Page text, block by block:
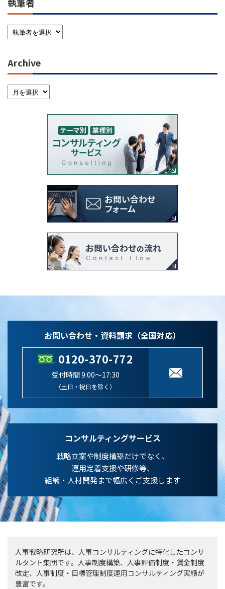
執筆者
Archive
お問い合わせ・資料請求（全国対応）
0120-370-772
受付時間 9:00～17:30
（土日・祝日を除く）
コンサルティングサービス
戦略立案や制度構築だけでなく、
運用定着支援や研修等、
組織・人材開発まで幅広くご支援します
人事戦略研究所は、人事コンサルティングに特化したコンサ
ルタント集団です。人事制度構築、人事評価制度・賃金制度
改定、人事制度・目標管理制度運用コンサルティング実績が
豊富です。